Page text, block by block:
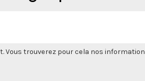
Vous trouverez pour cela nos